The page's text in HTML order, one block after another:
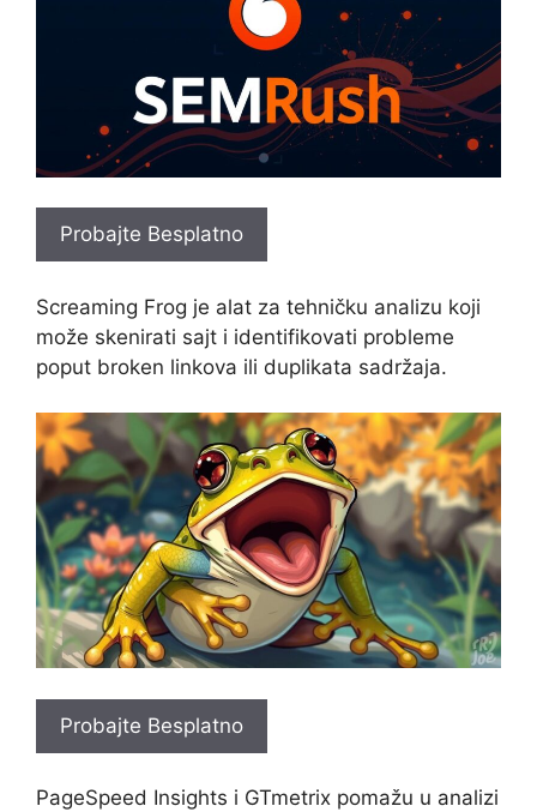
Probajte Besplatno
Screaming Frog je alat za tehničku analizu koji
može skenirati sajt i identifikovati probleme
poput broken linkova ili duplikata sadržaja.
Probajte Besplatno
PageSpeed Insights i GTmetrix pomažu u analizi